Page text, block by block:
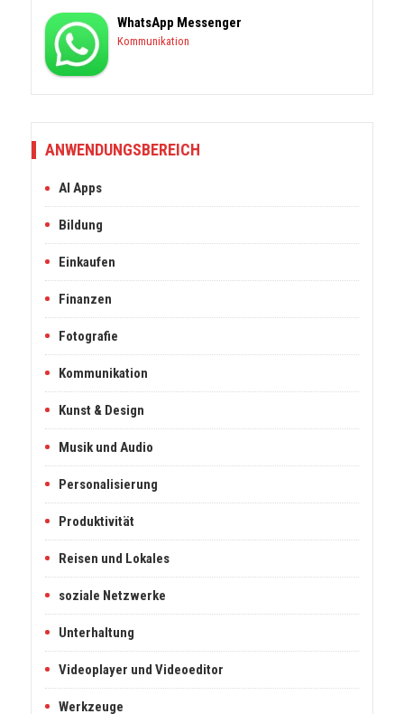
WhatsApp Messenger
Kommunikation
ANWENDUNGSBEREICH
AI Apps
Bildung
Einkaufen
Finanzen
Fotografie
Kommunikation
Kunst & Design
Musik und Audio
Personalisierung
Produktivität
Reisen und Lokales
soziale Netzwerke
Unterhaltung
Videoplayer und Videoeditor
Werkzeuge